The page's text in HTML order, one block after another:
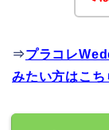
⇒プラコレ
みたい方はこち